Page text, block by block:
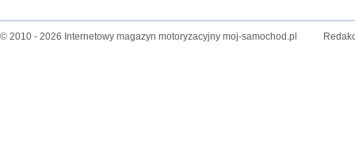
© 2010 - 2026 Internetowy magazyn motoryzacyjny moj-samochod.pl